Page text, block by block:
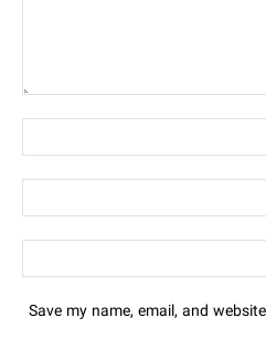
Save my name, email, and